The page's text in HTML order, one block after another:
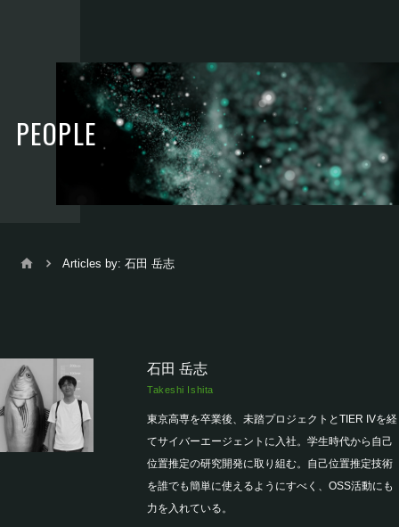
PEOPLE
Articles by: 石田 岳志
石田 岳志
Takeshi Ishita
東京高専を卒業後、未踏プロジェクトとTIER IVを経
てサイバーエージェントに入社。学生時代から自己
位置推定の研究開発に取り組む。自己位置推定技術
を誰でも簡単に使えるようにすべく、OSS活動にも
力を入れている。